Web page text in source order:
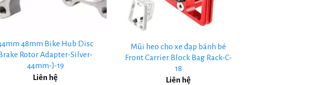
48mm Bike Hub Disc
Rotor Adapter-Silver-
44mm-J-19
Liên hệ
+
Mũi heo cho xe đạp bánh bé
Front Carrier Block Bag Rack-C-
18
Liên hệ